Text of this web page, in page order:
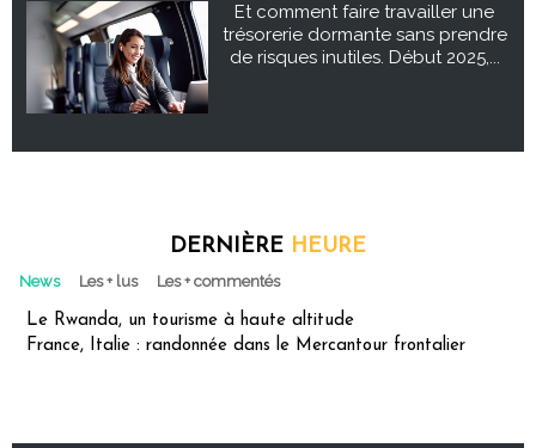
Et comment faire travailler une
trésorerie dormante sans prendre
de risques inutiles. Début 2025,...
DERNIÈRE HEURE
News Les + lus Les + commentés
Le Rwanda, un tourisme à haute altitude
France, Italie : randonnée dans le Mercantour frontalier